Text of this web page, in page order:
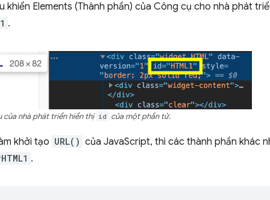
Elements (Thành phần) của Công cụ cho nhà phát
.
của nhà phát triển hiển thị id của một phần tử.
khởi tạo URL() của JavaScript, thì các thành phần khác
.